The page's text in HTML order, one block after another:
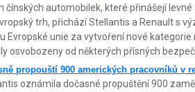
čínských automobilek, které přinášejí
trh, přichází Stellantis a Renault s
Evropské unie za vytvoření nové
osvobozeny od některých přísných
propouští 900 amerických pracovníků v
oznámila dočasné propuštění 900